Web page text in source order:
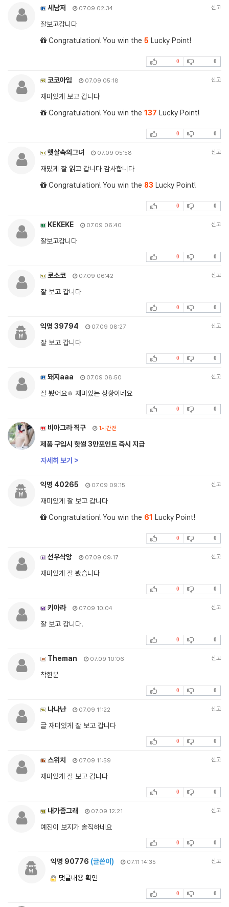
세남저 07.09 02:34 신고
잘보고갑니다
Congratulation! You win the 5 Lucky Point!
0 0
코코아임 07.09 05:18 신고
재미있게 보고 갑니다
Congratulation! You win the 137 Lucky Point!
0 0
햇살속의그녀 07.09 05:58 신고
재밌게 잘 읽고 갑니다 감사합니다
Congratulation! You win the 83 Lucky Point!
0 0
KEKEKE 07.09 06:40 신고
잘보고갑니다
0 0
로소코 07.09 06:42 신고
잘 보고 갑니다
0 0
익명 39794 07.09 08:27 신고
잘 보고 갑니다
0 0
돼지aaa 07.09 08:50 신고
잘 봤어요ㅎ 재미있는 상황이네요
0 0
비아그라 직구 1시간전
제품 구입시 핫썰 3만포인트 즉시 지급
자세히 보기 >
익명 40265 07.09 09:15 신고
재미있게 잘 보고 갑니다
Congratulation! You win the 61 Lucky Point!
0 0
선우삭앙 07.09 09:17 신고
재미있게 잘 봤습니다
0 0
키아라 07.09 10:04 신고
잘 보고 갑니다.
0 0
Theman 07.09 10:06 신고
착한분
0 0
나나난 07.09 11:22 신고
글 재미있게 잘 보고 갑니다
0 0
스위치 07.09 11:59 신고
재미있게 잘 보고 갑니다
0 0
내가좀그래 07.09 12:21 신고
예진이 보지가 솔직하네요
0 0
익명 90776 (글쓴이) 07.11 14:35 신고
댓글내용 확인
0 0